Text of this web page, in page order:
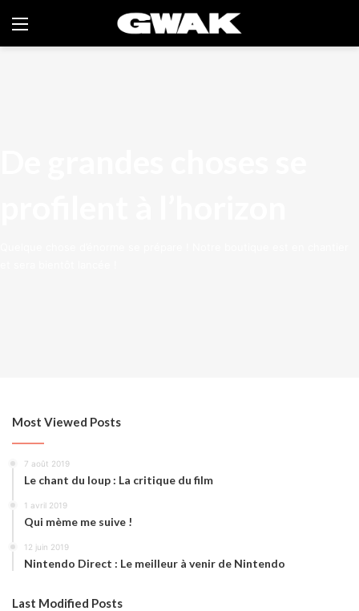
Menu
Most Viewed Posts
7 août 2019
Le chant du loup : La critique du film
1 avril 2019
Qui mème me suive !
12 juin 2019
Nintendo Direct : Le meilleur à venir de Nintendo
Last Modified Posts